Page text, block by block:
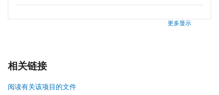
更多显示
相关链接
阅读有关该项目的文件